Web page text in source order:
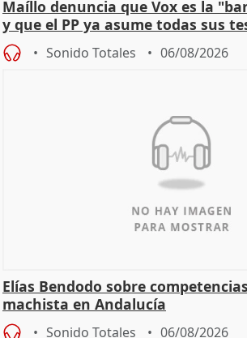
Maíllo denuncia que Vox es la
y que el PP ya asume todas sus
Sonido Totales 06/08/2026
Elías Bendodo sobre
machista en Andalucía
Sonido Totales 06/08/2026